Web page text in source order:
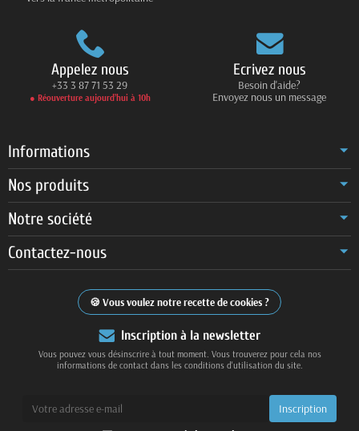
Appelez nous
+33 3 87 71 53 29
● Réouverture aujourd’hui à 10h
Ecrivez nous
Besoin d'aide?
Envoyez nous un message
Informations
Nos produits
Notre société
Contactez-nous
Vous voulez notre recette de cookies ?
Inscription à la newsletter
Vous pouvez vous désinscrire à tout moment. Vous trouverez pour cela nos
informations de contact dans les conditions d'utilisation du site.